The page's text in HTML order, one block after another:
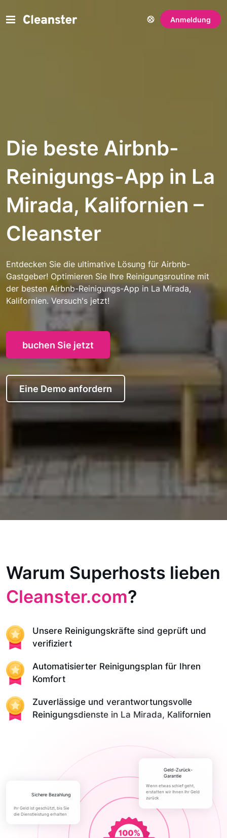
Anmeldung
Die beste Airbnb-
Reinigungs-App in La
Mirada, Kalifornien –
Cleanster
Entdecken Sie die ultimative Lösung für Airbnb-
Gastgeber! Optimieren Sie Ihre Reinigungsroutine mit
der besten Airbnb-Reinigungs-App in La Mirada,
Kalifornien. Versuch's jetzt!
buchen Sie jetzt
Eine Demo anfordern
Warum Superhosts lieben
Cleanster.com?
Unsere Reinigungskräfte sind geprüft und
verifiziert
Automatisierter Reinigungsplan für Ihren
Komfort
Zuverlässige und verantwortungsvolle
Reinigungsdienste in La Mirada, Kalifornien
Sichere Bezahlung
Ihr Geld ist geschützt, bis Sie
die Dienstleistung erhalten
Geld-Zurück-
Garantie
Wenn etwas schief geht,
erstatten wir Ihnen Ihr Geld
zurück